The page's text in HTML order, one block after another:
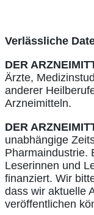
Verlässliche
DER
Ärzte,
anderer
Arzneimitteln.
DER
unabhängige
Pharmaindustrie.
Leserinnen und
finanziert. Wir
dass wir aktuelle
veröffentlichen